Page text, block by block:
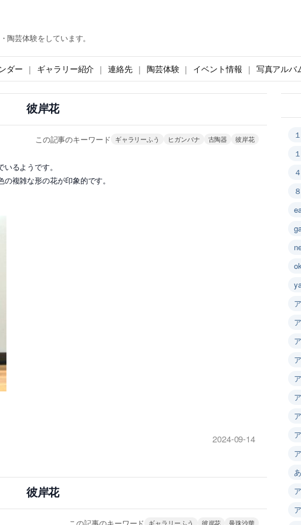
芸体験をしています。
ダー ギャラリー紹介 連絡先 陶芸体験 イベント情報 写真アルバ
彼岸花
この記事のキーワード ギャラリーふう ヒガンバナ 古陶器 彼岸花
るようです。
複雑な形の花が印象的です。
2024-09-14
彼岸花
この記事のキーワード ギャラリーふう 彼岸花 曼珠沙華